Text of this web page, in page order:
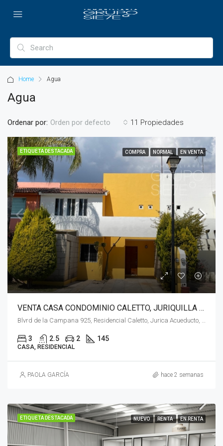
Home Agua
Agua
11 Propiedades
Ordenar por: Orden por defecto
ETIQUETA DESTACADA COMPRA NORMAL EN VENTA
VENTA CASA CONDOMINIO CALETTO, JURIQUILLA QUERETARO
3 2.5 2 145
CASA, RESIDENCIAL
PAOLA GARCÍA hace 2 semanas
ETIQUETA DESTACADA NUEVO RENTA EN RENTA